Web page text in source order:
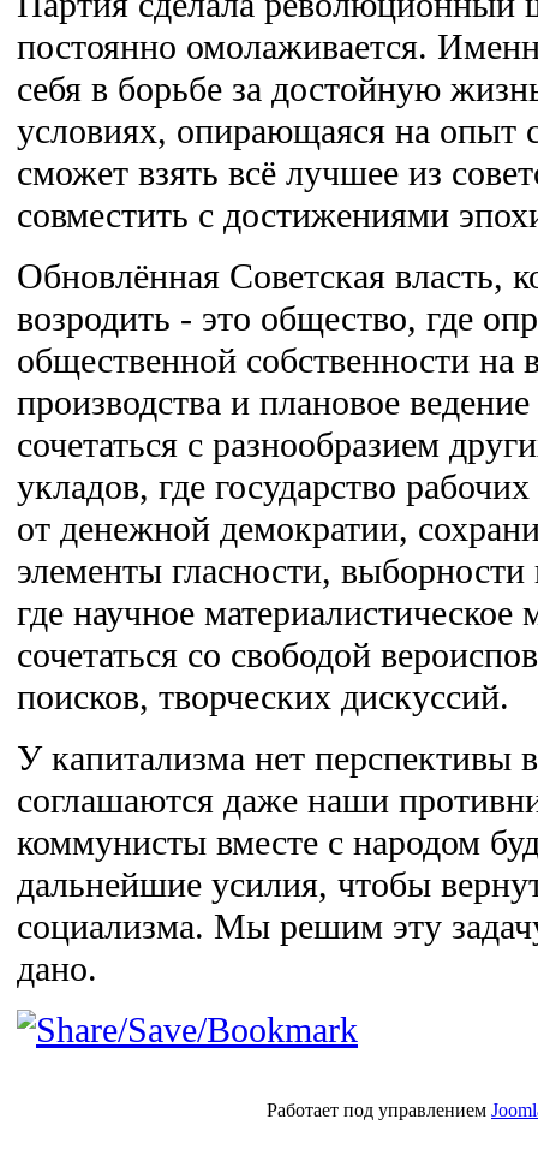
постоянно омолаживается.
себя в борьбе за достойную
условиях, опирающаяся на опыт
сможет взять всё лучшее из
совместить с достижениями
Обновлённая Советская
возродить - это общество, где
общественной собственности на
производства и плановое ведение
сочетаться с разнообразием
укладов, где государство
от денежной демократии,
элементы гласности,
где научное материалистическое
сочетаться со свободой
поисков, творческих дискуссий.
У капитализма нет перспективы
соглашаются даже наши
коммунисты вместе с народом
дальнейшие усилия, чтобы
социализма. Мы решим эту
дано.
Работает под управлением